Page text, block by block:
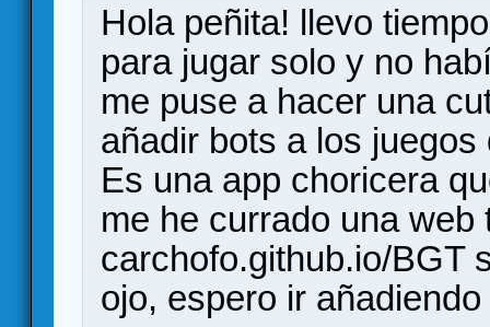
Hola peñita! llevo
para jugar solo y no
me puse a hacer una
añadir bots a los
Es una app choricera
me he currado una web
carchofo.github.io/BGT
ojo, espero ir